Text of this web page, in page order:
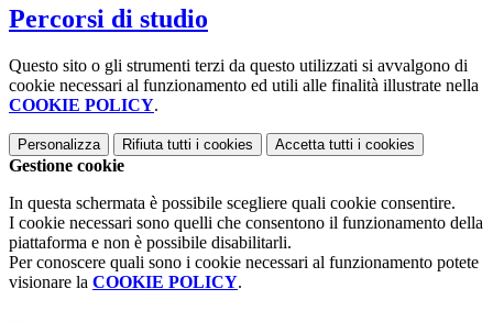
Percorsi di studio
Questo sito o gli strumenti terzi da questo utilizzati si avvalgono di
cookie necessari al funzionamento ed utili alle finalità illustrate nella
COOKIE POLICY.
Personalizza Rifiuta tutti i cookies Accetta tutti i cookies
Gestione cookie
In questa schermata è possibile scegliere quali cookie consentire.
I cookie necessari sono quelli che consentono il funzionamento della
piattaforma e non è possibile disabilitarli.
Per conoscere quali sono i cookie necessari al funzionamento potete
visionare la COOKIE POLICY.